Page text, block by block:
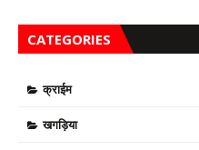
CATEGORIES
क्राईम
खगड़िया